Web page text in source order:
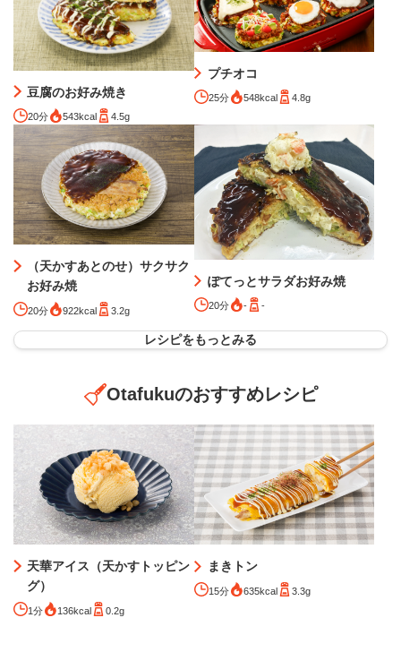
豆腐のお好み焼き
20分 543kcal 4.5g
プチオコ
25分 548kcal 4.8g
（天かすあとのせ）サクサク
お好み焼
20分 922kcal 3.2g
ぽてっとサラダお好み焼
20分 - -
レシピをもっとみる
Otafukuのおすすめレシピ
天華アイス（天かすトッピン
グ）
1分 136kcal 0.2g
まきトン
15分 635kcal 3.3g